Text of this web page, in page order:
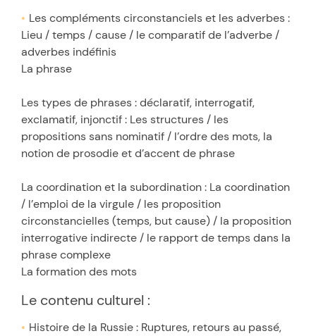
Les compléments circonstanciels et les adverbes :
Lieu / temps / cause / le comparatif de l’adverbe /
adverbes indéfinis
La phrase
Les types de phrases : déclaratif, interrogatif,
exclamatif, injonctif : Les structures / les
propositions sans nominatif / l’ordre des mots, la
notion de prosodie et d’accent de phrase
La coordination et la subordination : La coordination
/ l’emploi de la virgule / les proposition
circonstancielles (temps, but cause) / la proposition
interrogative indirecte / le rapport de temps dans la
phrase complexe
La formation des mots
Le contenu culturel :
Histoire de la Russie : Ruptures, retours au passé,